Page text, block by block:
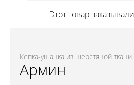
Этот товар заказывали
Кепка-ушанка из шерстяной ткани
Армин